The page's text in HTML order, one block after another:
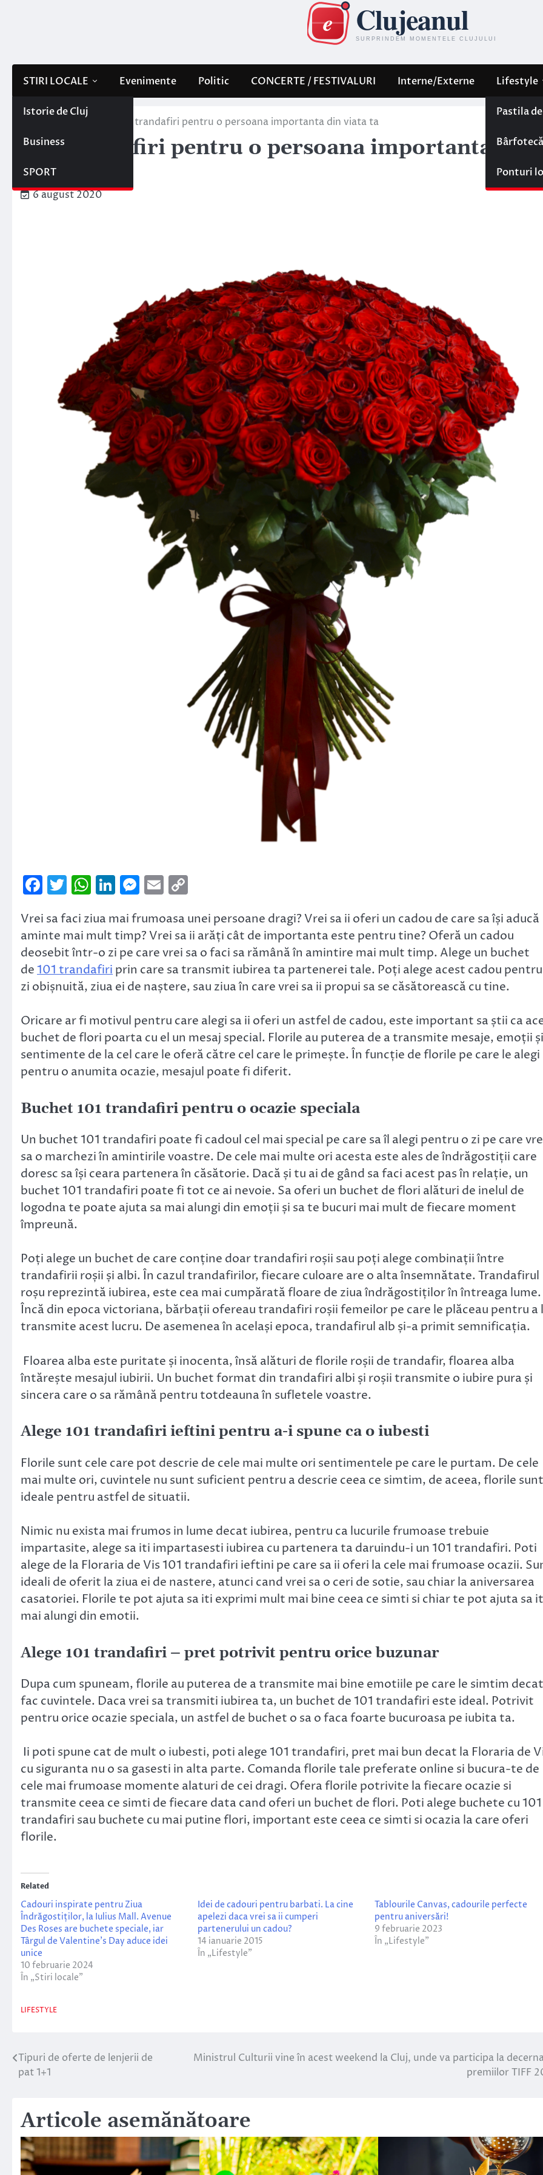
STIRI LOCALE
Istorie de Cluj
Business
SPORT
Evenimente Politic CONCERTE / FESTIVALURI Interne/Externe Lifestyle
Pastila
Bârfotecă
Ponturi
Lifestyle 101 trandafiri pentru o persoana importanta din viata ta
101 trandafiri pentru o persoana importanta din
viata ta
6 august 2020
Facebook
Twitter
WhatsApp
LinkedIn
Messenger
Email
Vrei sa faci ziua mai frumoasa unei persoane dragi? Vrei sa ii oferi un cadou de care sa își aducă
aminte mai mult timp? Vrei sa ii arăți cât de importanta este pentru tine? Oferă un cadou
deosebit într-o zi pe care vrei sa o faci sa rămână în amintire mai mult timp. Alege un buchet
de101 trandafiri prin care sa transmit iubirea ta partenerei tale. Poți alege acest cadou
zi obișnuită, ziua ei de naștere, sau ziua în care vrei sa ii propui sa se căsătorească cu tine.
Oricare ar fi motivul pentru care alegi sa ii oferi un astfel de cadou, este important sa știi ca
buchet de flori poarta cu el un mesaj special. Florile au puterea de a transmite mesaje, emoții și
sentimente de la cel care le oferă către cel care le primește. În funcție de florile pe care le alegi
pentru o anumita ocazie, mesajul poate fi diferit.
Buchet 101 trandafiri pentru o ocazie speciala
Un buchet 101 trandafiri poate fi cadoul cel mai special pe care sa îl alegi pentru o zi pe care
sa o marchezi în amintirile voastre. De cele mai multe ori acesta este ales de îndrăgostiții care
doresc sa își ceara partenera în căsătorie. Dacă și tu ai de gând sa faci acest pas în relație, un
buchet 101 trandafiri poate fi tot ce ai nevoie. Sa oferi un buchet de flori alături de inelul de
logodna te poate ajuta sa mai alungi din emoții și sa te bucuri mai mult de fiecare moment
împreună.
Poți alege un buchet de care conține doar trandafiri roșii sau poți alege combinații între
trandafirii roșii și albi. În cazul trandafirilor, fiecare culoare are o alta însemnătate. Trandafirul
roșu reprezintă iubirea, este cea mai cumpărată floare de ziua îndrăgostiților în întreaga lume.
Încă din epoca victoriana, bărbații ofereau trandafiri roșii femeilor pe care le plăceau pentru a
transmite acest lucru. De asemenea în același epoca, trandafirul alb și-a primit semnificația.
Floarea alba este puritate și inocenta, însă alături de florile roșii de trandafir, floarea alba
întărește mesajul iubirii. Un buchet format din trandafiri albi și roșii transmite o iubire pura și
sincera care o sa rămână pentru totdeauna în sufletele voastre.
Alege 101 trandafiri ieftini pentru a-i spune ca o iubesti
Florile sunt cele care pot descrie de cele mai multe ori sentimentele pe care le purtam. De cele
mai multe ori, cuvintele nu sunt suficient pentru a descrie ceea ce simtim, de aceea, florile sunt
ideale pentru astfel de situatii.
Nimic nu exista mai frumos in lume decat iubirea, pentru ca lucurile frumoase trebuie
impartasite, alege sa iti impartasesti iubirea cu partenera ta daruindu-i un 101 trandafiri. Poti
alege de la Floraria de Vis 101 trandafiri ieftini pe care sa ii oferi la cele mai frumoase ocazii.
ideali de oferit la ziua ei de nastere, atunci cand vrei sa o ceri de sotie, sau chiar la aniversarea
casatoriei. Florile te pot ajuta sa iti exprimi mult mai bine ceea ce simti si chiar te pot ajuta sa
mai alungi din emotii.
Alege 101 trandafiri – pret potrivit pentru orice buzunar
Dupa cum spuneam, florile au puterea de a transmite mai bine emotiile pe care le simtim
fac cuvintele. Daca vrei sa transmiti iubirea ta, un buchet de 101 trandafiri este ideal. Potrivit
pentru orice ocazie speciala, un astfel de buchet o sa o faca foarte bucuroasa pe iubita ta.
Ii poti spune cat de mult o iubesti, poti alege 101 trandafiri, pret mai bun decat la Floraria de
cu siguranta nu o sa gasesti in alta parte. Comanda florile tale preferate online si bucura-te de
cele mai frumoase momente alaturi de cei dragi. Ofera florile potrivite la fiecare ocazie si
transmite ceea ce simti de fiecare data cand oferi un buchet de flori. Poti alege buchete cu 101
trandafiri sau buchete cu mai putine flori, important este ceea ce simti si ocazia la care oferi
florile.
Related
Cadouri inspirate pentru Ziua
Îndrăgostiților, la Iulius Mall. Avenue
Des Roses are buchete speciale, iar
Târgul de Valentine’s Day aduce idei
unice
10 februarie 2024
În „Stiri locale”
Idei de cadouri pentru barbati. La cine
apelezi daca vrei sa ii cumperi
partenerului un cadou?
14 ianuarie 2015
În „Lifestyle”
Tablourile Canvas, cadourile perfecte
pentru aniversări!
9 februarie 2023
În „Lifestyle”
LIFESTYLE
Navigare
în
Tipuri de oferte de lenjerii de
pat 1+1
Ministrul Culturii vine în acest weekend la Cluj, unde va participa la
premiilor TIFF
Articole asemănătoare